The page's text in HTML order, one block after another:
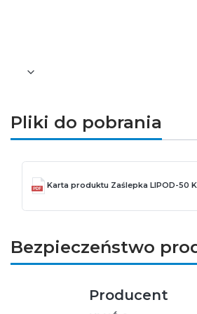
Pliki do pobrania
Karta produktu Zaślepka LIPOD-50
Bezpieczeństwo
Producent